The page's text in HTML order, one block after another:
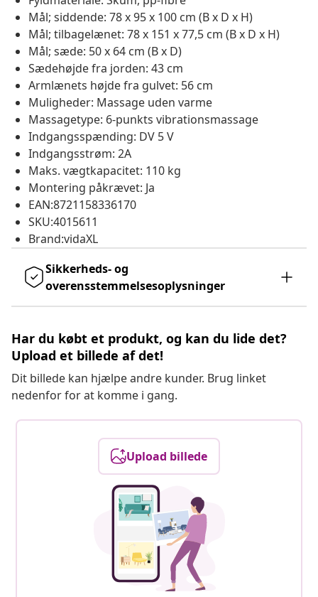
Mål; siddende: 78 x 95 x 100 cm (B x D x H)
Mål; tilbagelænet: 78 x 151 x 77,5 cm (B x D x H)
Mål; sæde: 50 x 64 cm (B x D)
Sædehøjde fra jorden: 43 cm
Armlænets højde fra gulvet: 56 cm
Muligheder: Massage uden varme
Massagetype: 6-punkts vibrationsmassage
Indgangsspænding: DV 5 V
Indgangsstrøm: 2A
Maks. vægtkapacitet: 110 kg
Montering påkrævet: Ja
EAN:8721158336170
SKU:4015611
Brand:vidaXL
Sikkerheds- og
overensstemmelsesoplysninger
Har du købt et produkt, og kan du lide det?
Upload et billede af det!
Dit billede kan hjælpe andre kunder. Brug linket
nedenfor for at komme i gang.
Upload billede